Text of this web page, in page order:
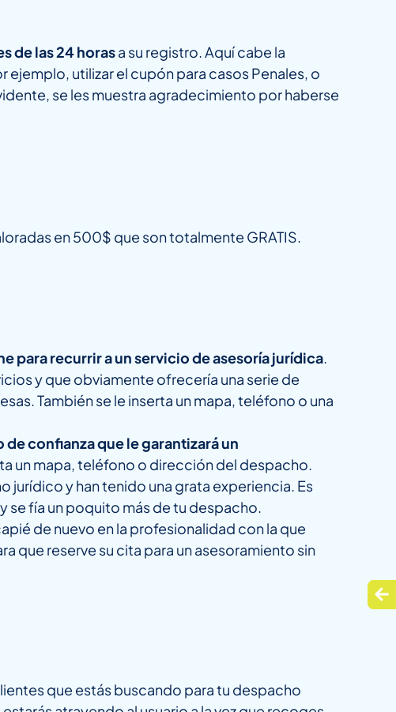
de las 24 horasa su registro. Aquí cabe la
utilizar el cupón para casos Penales, o
se les muestra agradecimiento por haberse
en 500$ que son totalmente GRATIS.
para recurrir a un servicio de asesoría jurídica.
y que obviamente ofrecería una serie de
También se le inserta un mapa, teléfono o una
confianza que le garantizará un
un mapa, teléfono o dirección del despacho.
jurídico y han tenido una grata experiencia. Es
se fía un poquito más de tu despacho.
de nuevo en la profesionalidad con la que
que reserve su cita para un asesoramiento sin
que estás buscando para tu despacho